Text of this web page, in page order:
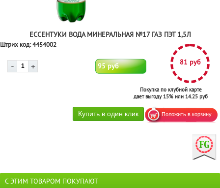
ЕССЕНТУКИ ВОДА МИНЕРАЛЬНАЯ №17 ГАЗ ПЭТ 1,5Л
Штрих код:4454002
95 руб 81 руб
Покупка по клубной карте
дает выгоду 15% или 14.25 руб
С ЭТИМ ТОВАРОМ ПОКУПАЮТ